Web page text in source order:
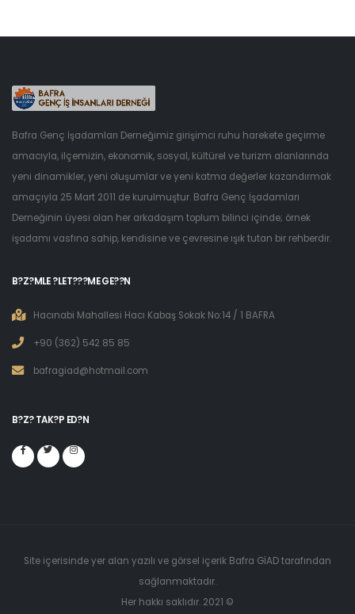
Bafra Genç İşadamları Derneğimiz girişimci ruhu harekete geçirme
amacıyla, ilçemizin, ekonomik, sosyal, kültürel ve turizm alanlarında
yeni dinamikler, yeni oluşumlar ve yeni katma değerler kazandırmak
amaçıyla 25 Mart 2011 de kurulmuştur. Bafra Genç İşadamları
Derneğinin üyesi olan her arkadaşım toplum bilinci içinde; örnek
işadamı vasfına sahip, kendisine ve çevresine ışık tutan bir rehberdir.
B?Z?MLE ?LET???ME GE??N
Hacınabi Mahallesi Hacı Kabaş Sokak No:14 / 1 BAFRA
+90 (362) 542 85 85
bafragiad@hotmail.com
B?Z? TAK?P ED?N
Site içerisinde yer alan yazılı ve görsel içerik Bafra GİAD tarafından
sağlanmaktadır.
Her hakkı saklıdır. 2021 ©